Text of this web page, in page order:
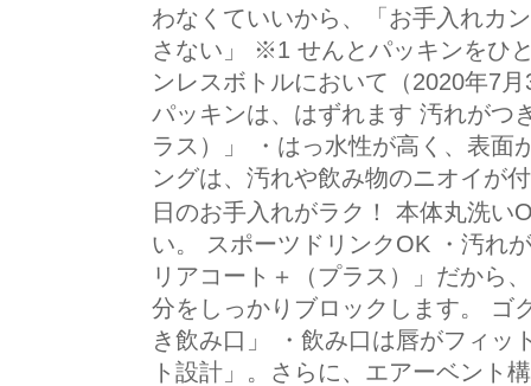
わなくていいから、「お手入れカ
さない」 ※1 せんとパッキンをひ
ンレスボトルにおいて（2020年7
パッキンは、はずれます 汚れがつ
ラス）」 ・はっ水性が高く、表面
ングは、汚れや飲み物のニオイが
日のお手入れがラク！ 本体丸洗
い。 スポーツドリンクOK ・汚れ
リアコート＋（プラス）」だから
分をしっかりブロックします。 ゴ
き飲み口」 ・飲み口は唇がフィッ
ト設計」。さらに、エアーベント